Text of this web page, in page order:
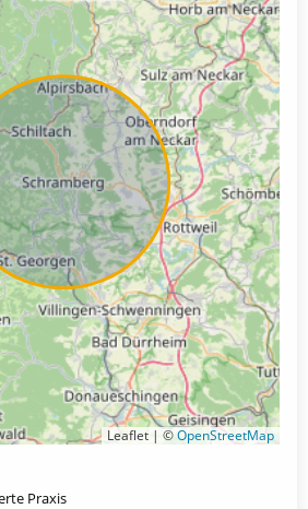
Leaflet | ©OpenStreetMap
Praxis